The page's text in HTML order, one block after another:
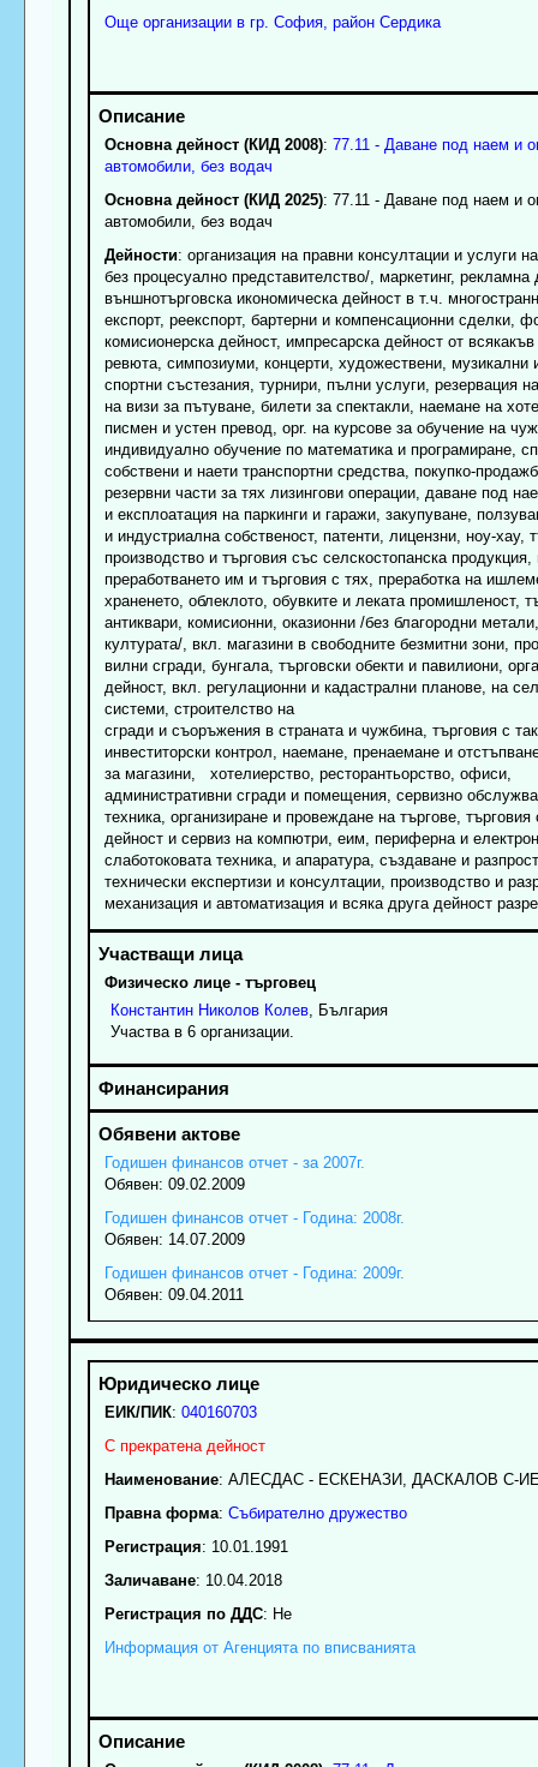
Още организации в гр. София, район Сердика
Основна дейност (КИД 2008): 77.11 - Даване под наем и
автомобили, без водач
Основна дейност (КИД 2025): 77.11 - Даване под наем и
автомобили, без водач
Дейности: организация на правни консултации и услуги
без процесуално представителство/, маркетинг,
външнотърговска икономическа дейност в т.ч.
експорт, реекспорт, бартерни и компенсационни сделки,
комисионерска дейност, импресарска дейност от
ревюта, симпозиуми, концерти, художествени, музикални
спортни състезания, турнири, пълни услуги, резервация
на визи за пътуване, билети за спектакли, наемане на
писмен и устен превод, opr. на курсове за обучение на
индивидуално обучение по математика и програмиране,
собствени и наети транспортни средства, покупко-
резервни части за тях лизингови операции, даване под
и експлоатация на паркинги и гаражи, закупуване,
и индустриална собственост, патенти, лицензни, ноу-
производство и търговия със селскостопанска
преработването им и търговия с тях, преработка на
храненето, облеклото, обувките и леката промишленост,
антиквари, комисионни, оказионни /без благородни
културата/, вкл. магазини в свободните безмитни зони,
вилни сгради, бунгала, търговски обекти и павилиони,
дейност, вкл. регулационни и кадастрални планове, на
системи, строителство на
сгради и съоръжения в страната и чужбина, търговия с
инвеститорски контрол, наемане, пренаемане и
за магазини, хотелиерство, ресторантьорство, офиси,
административни сгради и помещения, сервизно
техника, организиране и провеждане на търгове,
дейност и сервиз на компютри, еим, периферна и
слаботоковата техника, и апаратура, създаване и
технически експертизи и консултации, производство и
механизация и автоматизация и всяка друга дейност
Физическо лице - търговец
Константин Николов Колев, България
Участва в 6 организации.
Годишен финансов отчет - за 2007г.
Обявен: 09.02.2009
Годишен финансов отчет - Година: 2008г.
Обявен: 14.07.2009
Годишен финансов отчет - Година: 2009г.
Обявен: 09.04.2011
ЕИК/ПИК: 040160703
С прекратена дейност
Наименование: АЛЕСДАС - ЕСКЕНАЗИ, ДАСКАЛОВ С-
Правна форма: Събирателно дружество
Регистрация: 10.01.1991
Заличаване: 10.04.2018
Регистрация по ДДС: Нe
Информация от Агенцията по вписванията